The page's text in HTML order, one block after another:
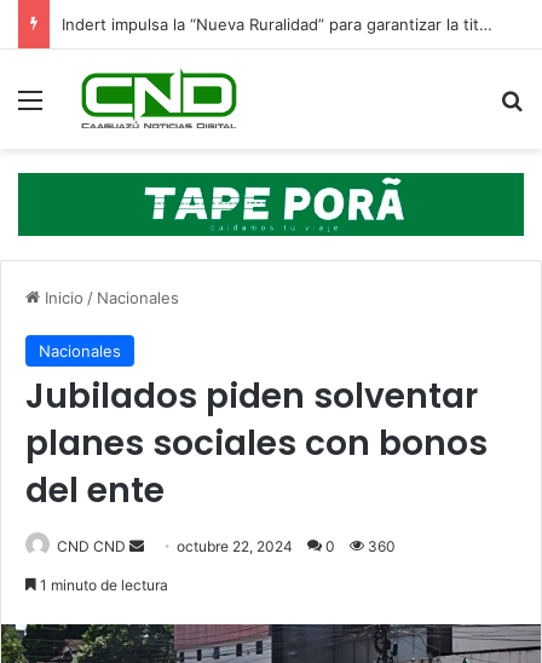
Indert impulsa la “Nueva Ruralidad” para garantizar la titulación de tierras a familias campesinas.
Menú
Inicio / Nacionales
Nacionales
Jubilados piden solventar
planes sociales con bonos
del ente
CND CND
Sendoctubre 22, 2024 0 360
1 minuto de lectura